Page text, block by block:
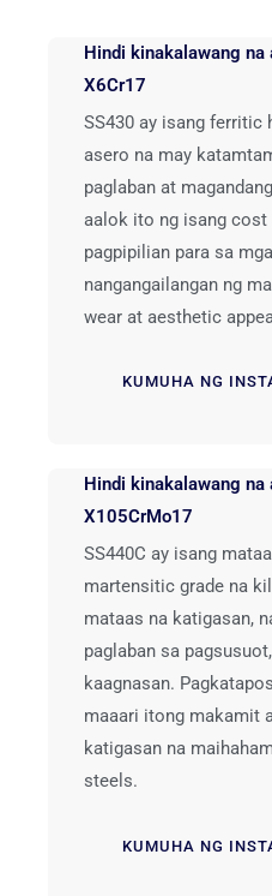
Hindi kinakalawang
X6Cr17
SS430 ay isang ferritic
asero na may
paglaban at
aalok ito ng isang cost
pagpipilian para sa
nangangailangan ng
wear at aesthetic
KUMUHA NG
Hindi kinakalawang na
X105CrMo17
SS440C ay isang
martensitic grade na
mataas na katigasan,
paglaban sa
kaagnasan.
maaari itong makamit
katigasan na
steels.
KUMUHA NG